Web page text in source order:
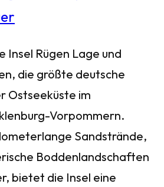
Insel Rügen Lage und
die größte deutsche
Ostseeküste im
Vorpommern.
Sandstrände,
Boddenlandschaften
bietet die Insel eine